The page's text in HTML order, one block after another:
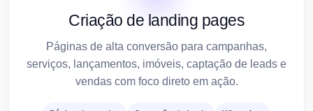
Criação de landing pages
Páginas de alta conversão para campanhas,
serviços, lançamentos, imóveis, captação de leads e
vendas com foco direto em ação.